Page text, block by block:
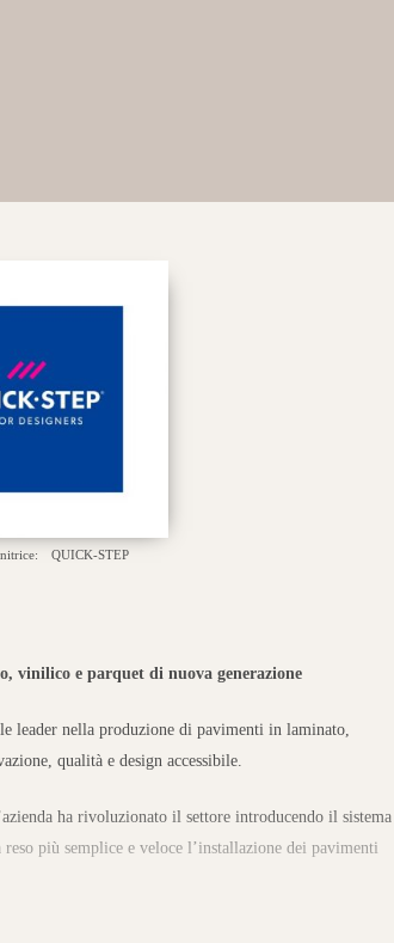
QUICK-STEP
vinilico e parquet di nuova generazione
leader nella produzione di pavimenti in laminato,
qualità e design accessibile.
ha rivoluzionato il settore introducendo il sistema
reso più semplice e veloce l’installazione dei pavimenti